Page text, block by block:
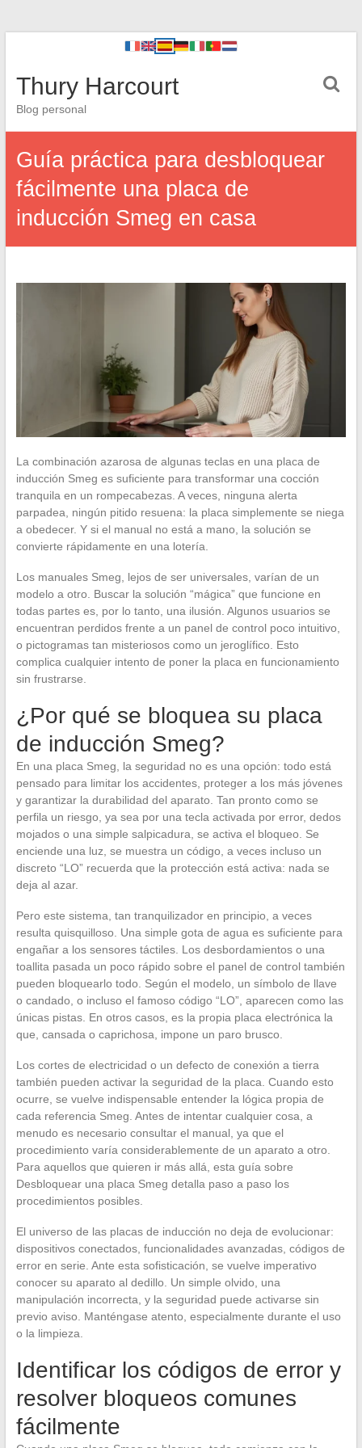
Thury Harcourt
Blog personal
Guía práctica para desbloquear
fácilmente una placa de
inducción Smeg en casa
La combinación azarosa de algunas teclas en una placa de
inducción Smeg es suficiente para transformar una cocción
tranquila en un rompecabezas. A veces, ninguna alerta
parpadea, ningún pitido resuena: la placa simplemente se niega
a obedecer. Y si el manual no está a mano, la solución se
convierte rápidamente en una lotería.
Los manuales Smeg, lejos de ser universales, varían de un
modelo a otro. Buscar la solución “mágica” que funcione en
todas partes es, por lo tanto, una ilusión. Algunos usuarios se
encuentran perdidos frente a un panel de control poco intuitivo,
o pictogramas tan misteriosos como un jeroglífico. Esto
complica cualquier intento de poner la placa en funcionamiento
sin frustrarse.
¿Por qué se bloquea su placa
de inducción Smeg?
En una placa Smeg, la seguridad no es una opción: todo está
pensado para limitar los accidentes, proteger a los más jóvenes
y garantizar la durabilidad del aparato. Tan pronto como se
perfila un riesgo, ya sea por una tecla activada por error, dedos
mojados o una simple salpicadura, se activa el bloqueo. Se
enciende una luz, se muestra un código, a veces incluso un
discreto “LO” recuerda que la protección está activa: nada se
deja al azar.
Pero este sistema, tan tranquilizador en principio, a veces
resulta quisquilloso. Una simple gota de agua es suficiente para
engañar a los sensores táctiles. Los desbordamientos o una
toallita pasada un poco rápido sobre el panel de control también
pueden bloquearlo todo. Según el modelo, un símbolo de llave
o candado, o incluso el famoso código “LO”, aparecen como las
únicas pistas. En otros casos, es la propia placa electrónica la
que, cansada o caprichosa, impone un paro brusco.
Los cortes de electricidad o un defecto de conexión a tierra
también pueden activar la seguridad de la placa. Cuando esto
ocurre, se vuelve indispensable entender la lógica propia de
cada referencia Smeg. Antes de intentar cualquier cosa, a
menudo es necesario consultar el manual, ya que el
procedimiento varía considerablemente de un aparato a otro.
Para aquellos que quieren ir más allá, esta guía sobre
Desbloquear una placa Smeg detalla paso a paso los
procedimientos posibles.
El universo de las placas de inducción no deja de evolucionar:
dispositivos conectados, funcionalidades avanzadas, códigos de
error en serie. Ante esta sofisticación, se vuelve imperativo
conocer su aparato al dedillo. Un simple olvido, una
manipulación incorrecta, y la seguridad puede activarse sin
previo aviso. Manténgase atento, especialmente durante el uso
o la limpieza.
Identificar los códigos de error y
resolver bloqueos comunes
fácilmente